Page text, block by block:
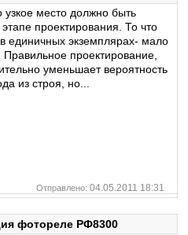
узкое место должно быть
проектирования. То что
единичных экземплярах- мало
Правильное проектирование,
уменьшает вероятность
из строя, но...
Отправлено: 04.05.2011 18:31
фотореле РФ8300